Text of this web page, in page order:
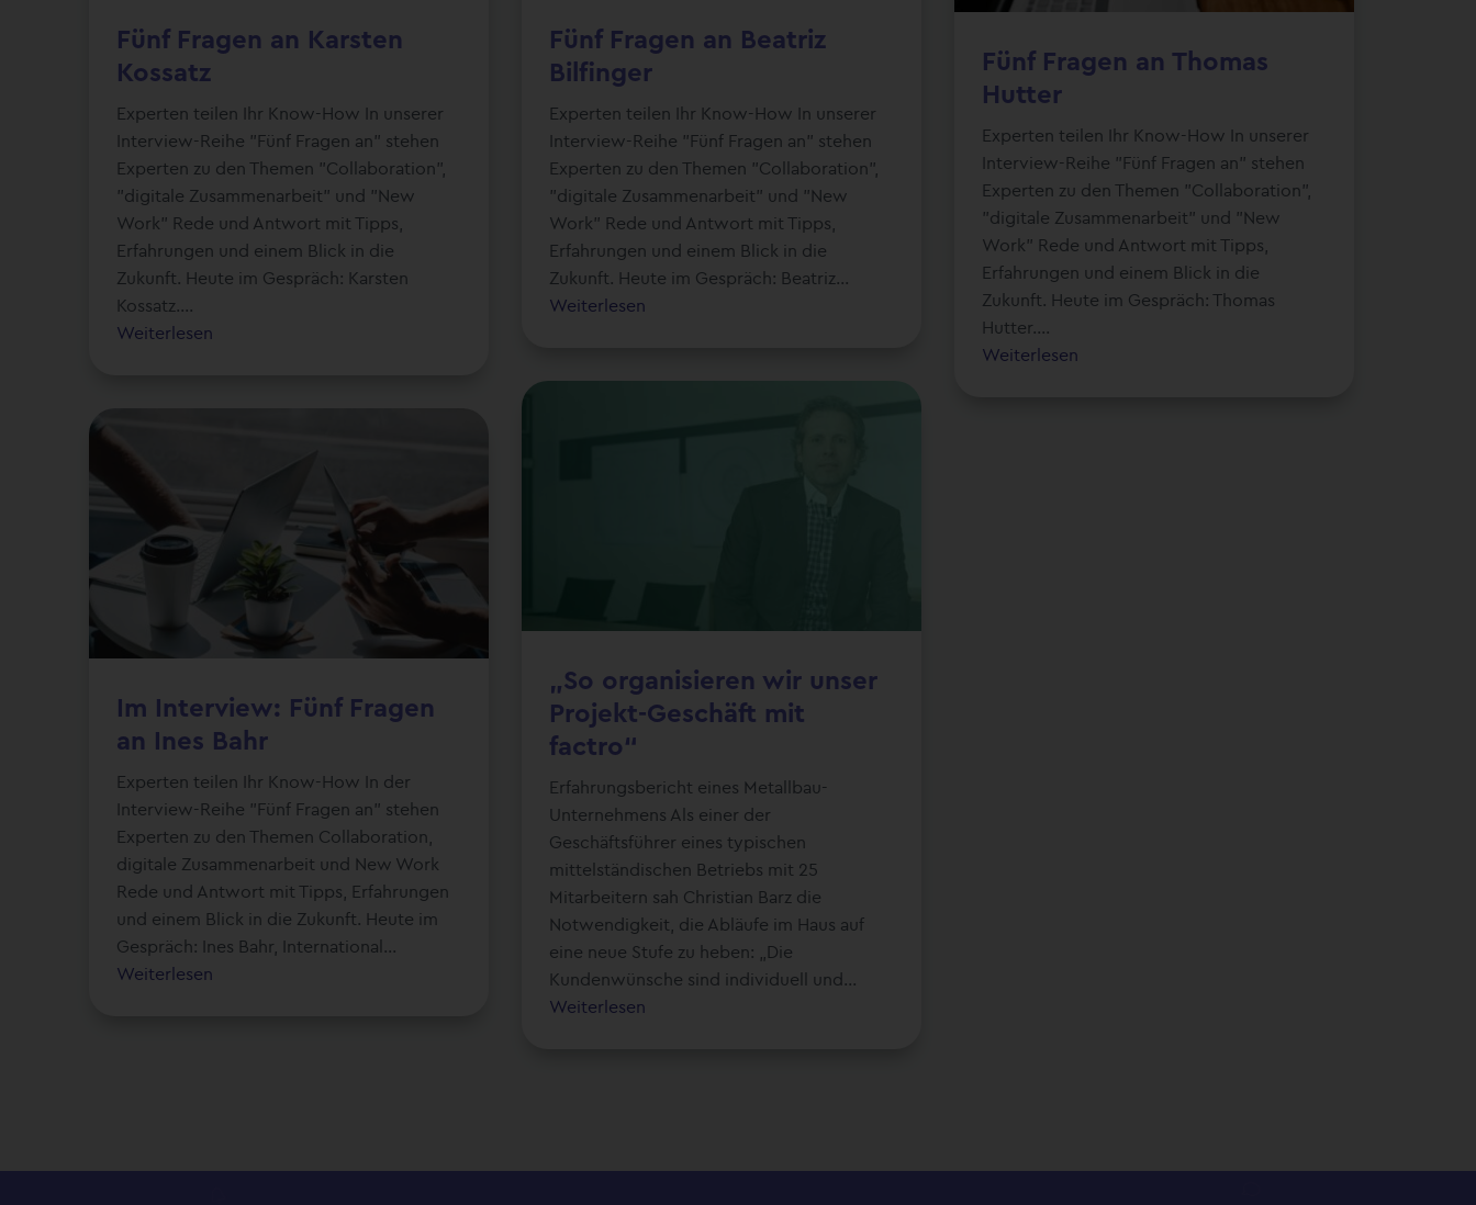
Fünf Fragen an Karsten
Kossatz
Experten teilen Ihr Know-How In unserer
Interview-Reihe "Fünf Fragen an" stehen
Experten zu den Themen "Collaboration",
"digitale Zusammenarbeit" und "New
Work" Rede und Antwort mit Tipps,
Erfahrungen und einem Blick in die
Zukunft. Heute im Gespräch: Karsten
Kossatz....
Weiterlesen
Im Interview: Fünf Fragen
an Ines Bahr
Experten teilen Ihr Know-How In der
Interview-Reihe "Fünf Fragen an" stehen
Experten zu den Themen Collaboration,
digitale Zusammenarbeit und New Work
Rede und Antwort mit Tipps, Erfahrungen
und einem Blick in die Zukunft. Heute im
Gespräch: Ines Bahr, International...
Weiterlesen
Fünf Fragen an Beatriz
Bilfinger
Experten teilen Ihr Know-How In unserer
Interview-Reihe "Fünf Fragen an" stehen
Experten zu den Themen "Collaboration",
"digitale Zusammenarbeit" und "New
Work" Rede und Antwort mit Tipps,
Erfahrungen und einem Blick in die
Zukunft. Heute im Gespräch: Beatriz...
Weiterlesen
„So organisieren wir unser
Projekt-Geschäft mit
factro“
Erfahrungsbericht eines Metallbau-
Unternehmens Als einer der
Geschäftsführer eines typischen
mittelständischen Betriebs mit 25
Mitarbeitern sah Christian Barz die
Notwendigkeit, die Abläufe im Haus auf
eine neue Stufe zu heben: „Die
Kundenwünsche sind individuell und...
Weiterlesen
Fünf Fragen an Thomas
Hutter
Experten teilen Ihr Know-How In unserer
Interview-Reihe "Fünf Fragen an" stehen
Experten zu den Themen "Collaboration",
"digitale Zusammenarbeit" und "New
Work" Rede und Antwort mit Tipps,
Erfahrungen und einem Blick in die
Zukunft. Heute im Gespräch: Thomas
Hutter....
Weiterlesen